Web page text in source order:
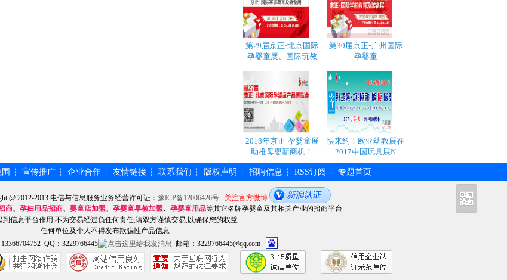
第29届京正·北京国际
孕婴童展、国际玩教
第30届京正•广州国际
孕婴童
2018年京正·孕婴童展
助推母婴新商机！
快来约！欧亚幼教展在
2017中国玩具展N
┆ 宣传推广 ┆ 企业合作 ┆ 友情链接 ┆ 联系我们 ┆ 版权声明 ┆ 招聘信息 ┆ RSS订阅 ┆ 专题首页
@ 2012-2013 电信与信息服务业务经营许可证： 豫ICP备12006426号
关注官方微博
商、 孕妇用品招商、 婴童店加盟、 孕婴童早教加盟、 孕婴童用品等其它名牌孕婴童及其相关产业的招商平台
到信息平台作用,不为交易经过负任何责任,请双方谨慎交易,以确保您的权益
任何单位及个人不得发布欺骗性产品信息
QQ：3229766445
邮箱：3229766445@qq.com